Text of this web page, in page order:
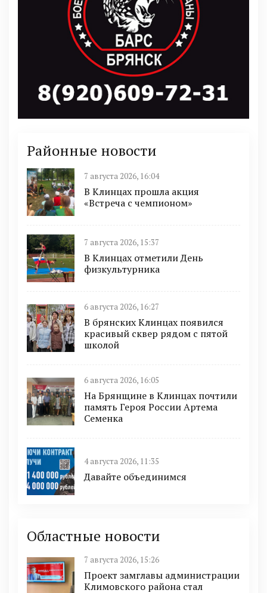
Районные новости
7 августа 2026, 16:04
В Клинцах прошла акция
«Встреча с чемпионом»
7 августа 2026, 15:37
В Клинцах отметили День
физкультурника
6 августа 2026, 16:27
В брянских Клинцах появился
красивый сквер рядом с пятой
школой
6 августа 2026, 16:05
На Брянщине в Клинцах почтили
память Героя России Артема
Семенка
4 августа 2026, 11:35
Давайте объединимся
Областные новости
7 августа 2026, 15:26
Проект замглавы администрации
Климовского района стал